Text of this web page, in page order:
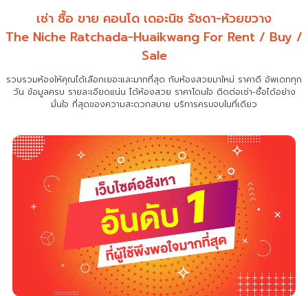
เช่า ซื้อ ขาย คอนโด เดอะนิช รัชดา-ห้วยขวาง
The Niche Ratchada-Huaikwang For Rent / Buy /
Sale
รวบรวมห้องให้คุณได้เลือกเยอะและมากที่สุด กับห้องสวยมาใหม่ ราคาดี อัพเดททุก
วัน ข้อมูลครบ รายละเอียดแน่นได้ห้องสวย ราคาโดนใจ ติดต่อเช่า-ซื้อได้อย่าง
มั่นใจ ที่สุดของความสะดวกสบาย บริการครบจบในที่เดียว